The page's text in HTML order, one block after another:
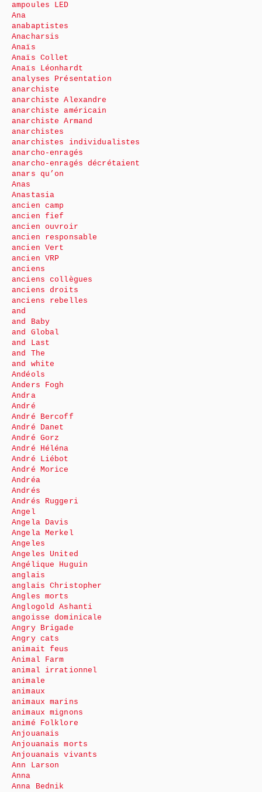
ampoules LED
Ana
anabaptistes
Anacharsis
Anaïs
Anaïs Collet
Anaïs Léonhardt
analyses Présentation
anarchiste
anarchiste Alexandre
anarchiste américain
anarchiste Armand
anarchistes
anarchistes individualistes
anarcho-enragés
anarcho-enragés décrétaient
anars qu’on
Anas
Anastasia
ancien camp
ancien fief
ancien ouvroir
ancien responsable
ancien Vert
ancien VRP
anciens
anciens collègues
anciens droits
anciens rebelles
and
and Baby
and Global
and Last
and The
and white
Andéols
Anders Fogh
Andra
André
André Bercoff
André Danet
André Gorz
André Héléna
André Liébot
André Morice
Andréa
Andrés
Andrés Ruggeri
Angel
Angela Davis
Angela Merkel
Angeles
Angeles United
Angélique Huguin
anglais
anglais Christopher
Angles morts
Anglogold Ashanti
angoisse dominicale
Angry Brigade
Angry cats
animait feus
Animal Farm
animal irrationnel
animale
animaux
animaux marins
animaux mignons
animé Folklore
Anjouanais
Anjouanais morts
Anjouanais vivants
Ann Larson
Anna
Anna Bednik